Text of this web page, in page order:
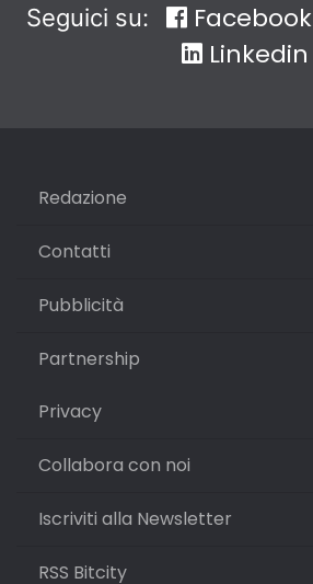
Seguici su: Facebook
Linkedin
Redazione
Contatti
Pubblicità
Partnership
Privacy
Collabora con noi
Iscriviti alla Newsletter
RSS Bitcity